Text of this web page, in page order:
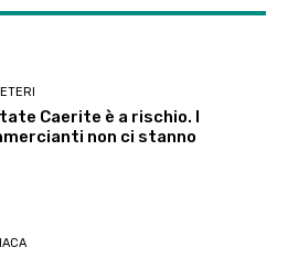
Caerite è a rischio. I
non ci stanno